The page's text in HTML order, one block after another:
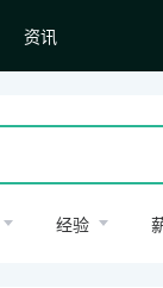
资讯
经验